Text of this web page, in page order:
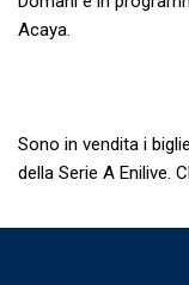
Acaya.
Sono in vendita i
della Serie A Enilive.